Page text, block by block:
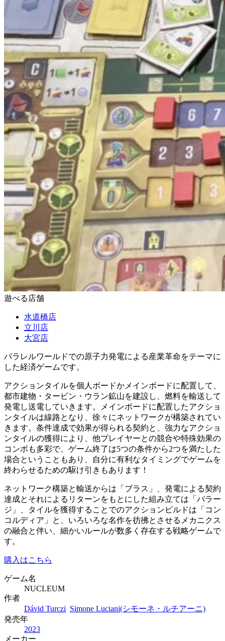
遊べる店舗
水道橋店
立川店
大宮店
パラレルワールドでの原子力発電による産業革命をテーマに
した経済ゲームです。
アクションタイルを個人ボードかメインボードに配置して、
都市建物・タービン・ウラン鉱山を建設し、燃料を輸送して
発電し送電していきます。メインボードに配置したアクショ
ンタイルは線路となり、徐々にネットワークが構築されてい
きます。条件達成で効果が得られる契約と、強力なアクショ
ンタイルの獲得により、他プレイヤーとの競合や特殊効果の
コンボも多彩で、ゲーム終了は5つの条件から2つを満たした
場合ということもあり、自分に有利なタイミングでゲームを
終わらせるための駆け引きもあります！
ネットワーク構築と輸送からは「ブラス」、発電による契約
達成とそれによるリターンをもとにした組み立ては「バラー
ジ」、タイルを獲得することでのアクションビルドは「コン
コルディア」と、いろいろな名作を彷彿とさせるメカニクス
の融合と伴い、細かいルールが数多く存在する戦略ゲームで
す。
購入はこちら
ゲーム名
NUCLEUM
作者
Dávid Turczi Simone Luciani(シモーネ・ルチアーニ)
発売年
2023
メーカー